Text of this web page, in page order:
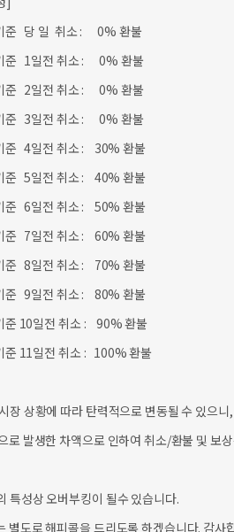
준 당 일 취소 : 0% 환불
준 1일전 취소 : 0% 환불
준 2일전 취소 : 0% 환불
준 3일전 취소 : 0% 환불
준 4일전 취소 : 30% 환불
준 5일전 취소 : 40% 환불
준 6일전 취소 : 50% 환불
준 7일전 취소 : 60% 환불
준 8일전 취소 : 70% 환불
준 9일전 취소 : 80% 환불
준 10일전 취소 : 90% 환불
준 11일전 취소 : 100% 환불
장 상황에 따라 탄력적으로 변동될 수 있으
로 발생한 차액으로 인하여 취소/환불 및 보
특성상 오버부킹이 될수 있습니다.
별도로 해피콜을 드리도록 하겠습니다. 감사